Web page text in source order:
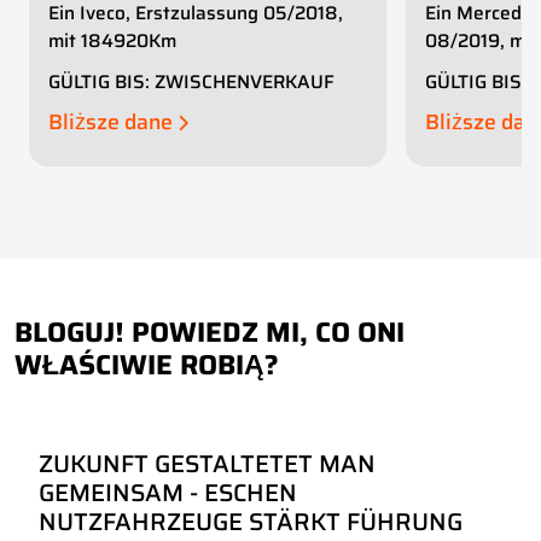
Ein Iveco, Erstzulassung 05/2018,
mit 184920Km
GÜLTIG BIS: ZWISCHENVERKAUF
Bliższe dane
Ein
08/2019,
GÜLTIG BIS:
Bliższe
BLOGUJ! POWIEDZ MI, CO ONI
WŁAŚCIWIE ROBIĄ?
ZUKUNFT GESTALTETET MAN
GEMEINSAM - ESCHEN
NUTZFAHRZEUGE STÄRKT FÜHRUNG